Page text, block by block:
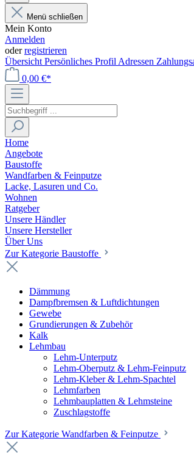
Menü schließen
Mein Konto
Anmelden
oderregistrieren
Übersicht Persönliches Profil Adressen
0,00 €*
Home
Angebote
Baustoffe
Wandfarben & Feinputze
Lacke, Lasuren und Co.
Wohnen
Ratgeber
Unsere Händler
Unsere Hersteller
Über Uns
Zur Kategorie Baustoffe
Dämmung
Dampfbremsen & Luftdichtungen
Gewebe
Grundierungen & Zubehör
Kalk
Lehmbau
Lehm-Unterputz
Lehm-Oberputz & Lehm-Feinputz
Lehm-Kleber & Lehm-Spachtel
Lehmfarben
Lehmbauplatten & Lehmsteine
Zuschlagstoffe
Zur Kategorie Wandfarben & Feinputze